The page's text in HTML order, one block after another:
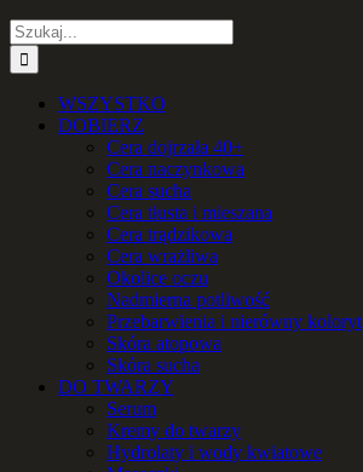
Szukaj
WSZYSTKO
DOBIERZ
Cera dojrzała 40+
Cera naczynkowa
Cera sucha
Cera tłusta i mieszana
Cera trądzikowa
Cera wrażliwa
Okolice oczu
Nadmierna potliwość
Przebarwienia i nierówny koloryt
Skóra atopowa
Skóra sucha
DO TWARZY
Serum
Kremy do twarzy
Hydrolaty i wody kwiatowe